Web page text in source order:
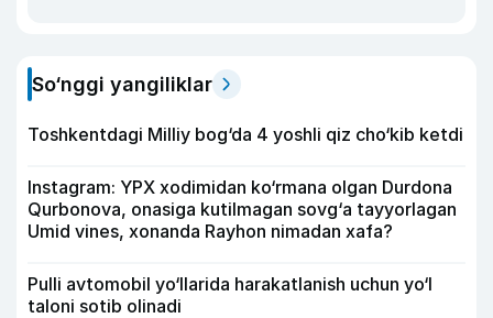
So‘nggi yangiliklar
Toshkentdagi Milliy bog‘da 4 yoshli qiz cho‘kib ketdi
Instagram: YPX xodimidan ko‘rmana olgan Durdona
Qurbonova, onasiga kutilmagan sovg‘a tayyorlagan
Umid vines, xonanda Rayhon nimadan xafa?
Pulli avtomobil yo‘llarida harakatlanish uchun yo‘l
taloni sotib olinadi